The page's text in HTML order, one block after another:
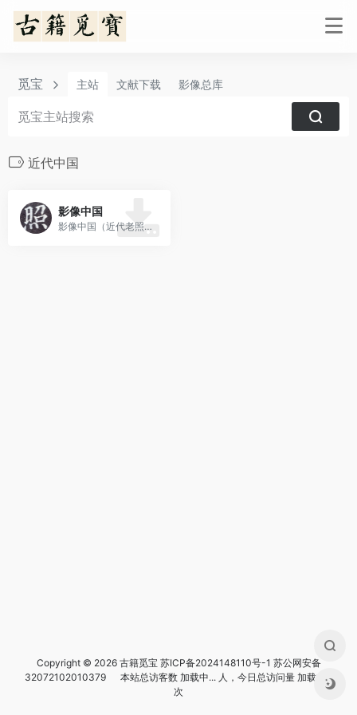
觅宝 主站 文献下载 影像总库
近代中国
影像中国
影像中国（近代老照片）
Copyright © 2026 古籍觅宝 苏ICP备2024148110号-1 苏公网安备
32072102010379
本站总访客数 加载中...人，今日总访问量 加载中...
次